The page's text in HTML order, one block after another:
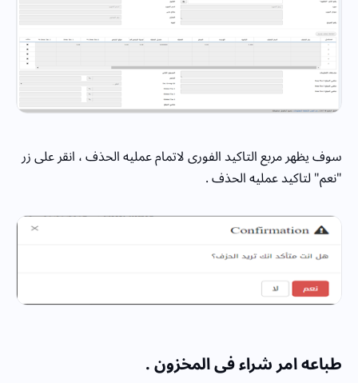
سوف يظهر مربع التاكيد الفورى لاتمام عمليه الحذف ، انقر على زر
"نعم" لتاكيد عمليه الحذف .
طباعه امر شراء فى المخزون .